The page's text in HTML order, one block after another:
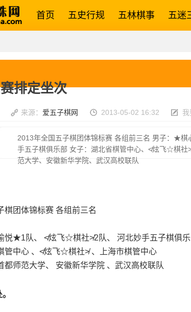
首页 五史行规 五林棋事 五迷
排定坐次
来源： 爱五子棋网 2013-05-02 16:32
2013年全国五子棋团体锦标赛 各组前三名 男子：★
手五子棋俱乐部 女子：湖北省棋管中心、≮炫飞☆棋社
范大学、安徽新华学院、武汉高校联队
棋团体锦标赛 各组前三名
悦★1队、 ≮炫飞☆棋社≯2队、 河北妙手五子棋俱
管中心 、≮炫飞☆棋社≯ 、上海市棋管中心
都师范大学、 安徽新华学院 、武汉高校联队